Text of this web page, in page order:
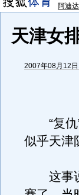
阿迪
天津女
2007年08月12
“复仇”
似乎天津
这事说